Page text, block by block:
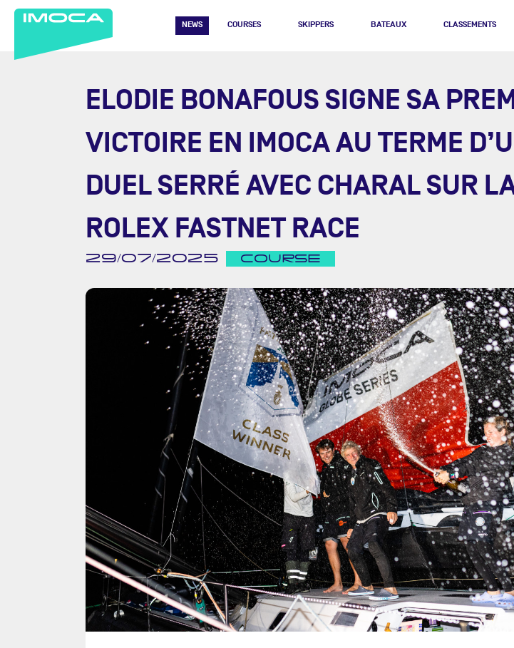
NEWS COURSES SKIPPERS BATEAUX CLASSEMENTS
ELODIE BONAFOUS SIGNE SA
VICTOIRE EN IMOCA AU TERME
DUEL SERRÉ AVEC CHARAL SUR
ROLEX FASTNET RACE
29/07/2025 COURSE